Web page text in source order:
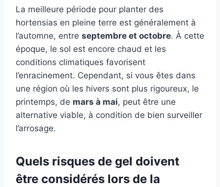
La meilleure période pour planter des
hortensias en pleine terre est généralement à
l’automne, entre septembre et octobre. À cette
époque, le sol est encore chaud et les
conditions climatiques favorisent
l’enracinement. Cependant, si vous êtes dans
une région où les hivers sont plus rigoureux, le
printemps, de mars à mai, peut être une
alternative viable, à condition de bien surveiller
l’arrosage.
Quels risques de gel doivent
être considérés lors de la